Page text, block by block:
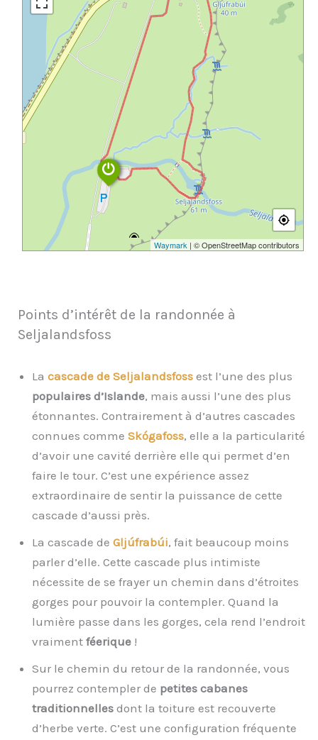
Waymark | © OpenStreetMap contributors
Points d’intérêt de la randonnée à
Seljalandsfoss
La cascade de Seljalandsfoss est l’une des plus
populaires d’Islande, mais aussi l’une des plus
étonnantes. Contrairement à d’autres cascades
connues comme Skógafoss, elle a la particularité
d’avoir une cavité derrière elle qui permet d’en
faire le tour. C’est une expérience assez
extraordinaire de sentir la puissance de cette
cascade d’aussi près.
La cascade de Gljúfrabúi, fait beaucoup moins
parler d’elle. Cette cascade plus intimiste
nécessite de se frayer un chemin dans d’étroites
gorges pour pouvoir la contempler. Quand la
lumière passe dans les gorges, cela rend l’endroit
vraiment féerique !
Sur le chemin du retour de la randonnée, vous
pourrez contempler de petites cabanes
traditionnelles dont la toiture est recouverte
d’herbe verte. C’est une configuration fréquente